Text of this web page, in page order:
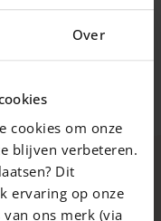
Over
cookies om onze
blijven verbeteren.
Dit
ervaring op onze
ons merk (via
vos questions